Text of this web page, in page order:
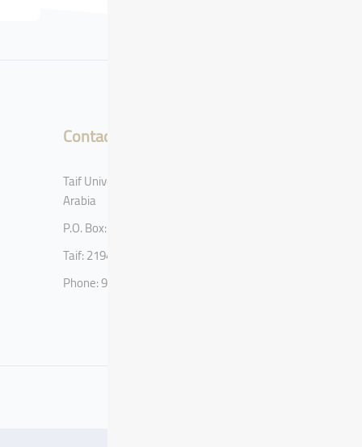
Contact
Taif University, Taif, Kingdom of Saudi
Arabia
P.O. Box: 11099
Taif: 21944
Phone: 920002122